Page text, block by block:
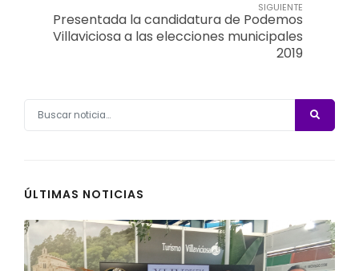
SIGUIENTE
Presentada la candidatura de Podemos
Villaviciosa a las elecciones municipales
2019
ÚLTIMAS NOTICIAS